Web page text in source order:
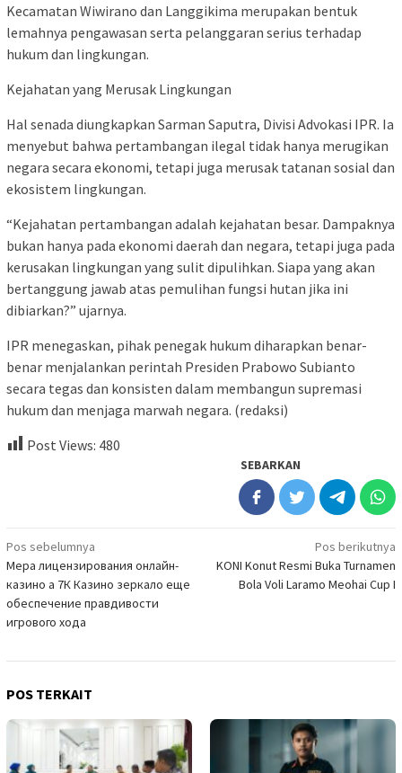
Kecamatan Wiwirano dan Langgikima merupakan bentuk
lemahnya pengawasan serta pelanggaran serius terhadap
hukum dan lingkungan.
Kejahatan yang Merusak Lingkungan
Hal senada diungkapkan Sarman Saputra, Divisi Advokasi IPR. Ia
menyebut bahwa pertambangan ilegal tidak hanya merugikan
negara secara ekonomi, tetapi juga merusak tatanan sosial dan
ekosistem lingkungan.
“Kejahatan pertambangan adalah kejahatan besar. Dampaknya
bukan hanya pada ekonomi daerah dan negara, tetapi juga pada
kerusakan lingkungan yang sulit dipulihkan. Siapa yang akan
bertanggung jawab atas pemulihan fungsi hutan jika ini
dibiarkan?” ujarnya.
IPR menegaskan, pihak penegak hukum diharapkan benar-
benar menjalankan perintah Presiden Prabowo Subianto
secara tegas dan konsisten dalam membangun supremasi
hukum dan menjaga marwah negara. (redaksi)
Post Views: 480
SEBARKAN
Navigasi
pos
Pos sebelumnya
Мера лицензирования онлайн-
казино а 7К Казино зеркало еще
обеспечение правдивости
игрового хода
Pos berikutnya
KONI Konut Resmi Buka Turnamen
Bola Voli Laramo Meohai Cup I
POS TERKAIT